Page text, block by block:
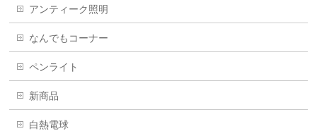
アンティーク照明
なんでもコーナー
ペンライト
新商品
白熱電球